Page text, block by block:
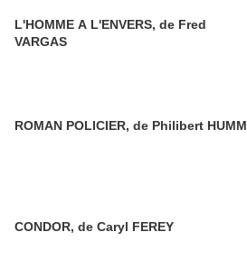
L'HOMME A L'ENVERS, de Fred
VARGAS
ROMAN POLICIER, de Philibert HUMM
CONDOR, de Caryl FEREY